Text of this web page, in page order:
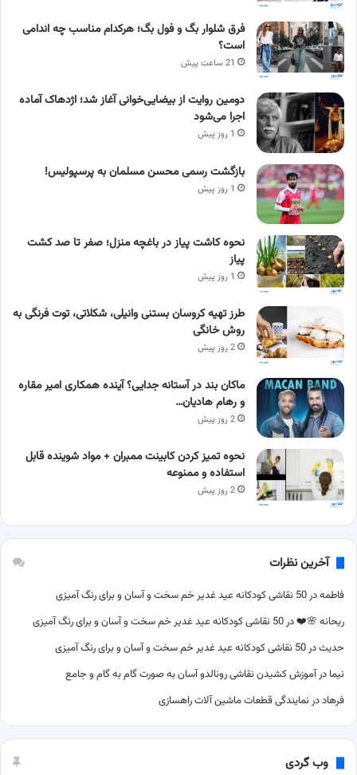
فرق شلوار بگ و فول بگ؛ هرکدام مناسب چه اندامی
است؟
21 ساعت پیش
دومین روایت از بیضایی‌خوانی آغاز شد؛ اژدهاک آماده
اجرا می‌شود
1 روز پیش
بازگشت رسمی محسن مسلمان به پرسپولیس!
1 روز پیش
نحوه کاشت پیاز در باغچه منزل؛ صفر تا صد کشت
پیاز
1 روز پیش
طرز تهیه کروسان بستنی وانیلی، شکلاتی، توت فرنگی به
روش خانگی
2 روز پیش
ماکان بند در آستانه جدایی؟ آینده همکاری امیر مقاره
و رهام هادیان…
2 روز پیش
نحوه تمیز کردن کابینت ممبران + مواد شوینده قابل
استفاده و ممنوعه
2 روز پیش
آخرین نظرات
فاطمهدر 50 نقاشی کودکانه عید غدیر خم سخت و آسان و برای رنگ آمیزی
ریحانه 🌸❤️در 50 نقاشی کودکانه عید غدیر خم سخت و آسان و برای رنگ آمیزی
حدیثدر 50 نقاشی کودکانه عید غدیر خم سخت و آسان و برای رنگ آمیزی
نیما درآموزش کشیدن نقاشی رونالدو آسان به صورت گام به گام و جامع
فرهاددر نمایندگی قطعات ماشین آلات راهسازی
وب گردی